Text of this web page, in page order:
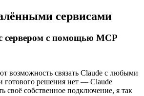
сервисами
сервером с помощью MCP
возможность связать Claude с любыми
готового решения нет — Claude
своё собственное подключение, я так